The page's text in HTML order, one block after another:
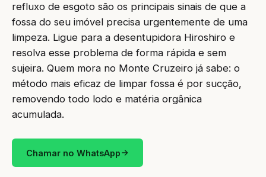
refluxo de esgoto são os principais sinais de que a
fossa do seu imóvel precisa urgentemente de uma
limpeza. Ligue para a desentupidora Hiroshiro e
resolva esse problema de forma rápida e sem
sujeira. Quem mora no Monte Cruzeiro já sabe: o
método mais eficaz de limpar fossa é por sucção,
removendo todo lodo e matéria orgânica
acumulada.
Chamar no WhatsApp